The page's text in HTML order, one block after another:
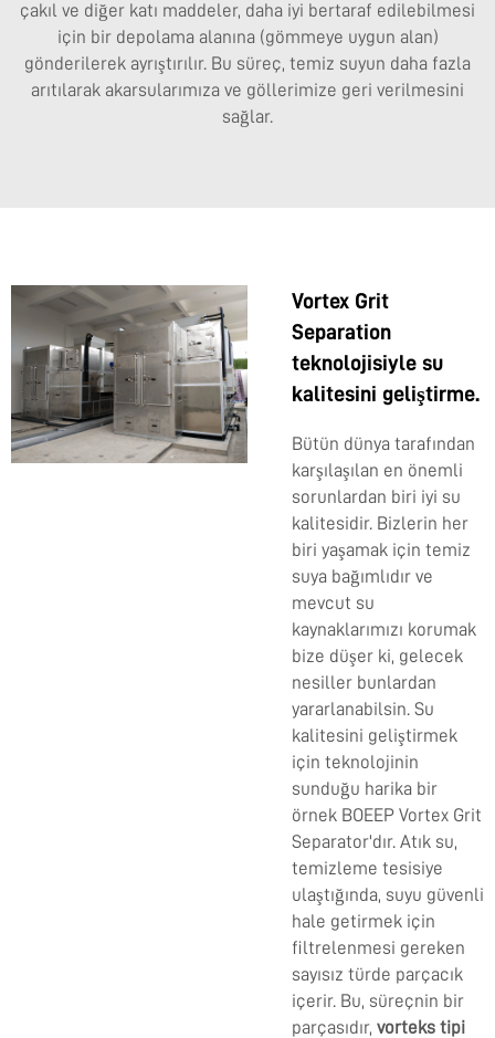
çakıl ve diğer katı maddeler, daha iyi bertaraf edilebilmesi
için bir depolama alanına (gömmeye uygun alan)
gönderilerek ayrıştırılır. Bu süreç, temiz suyun daha fazla
arıtılarak akarsularımıza ve göllerimize geri verilmesini
sağlar.
Vortex Grit
Separation
teknolojisiyle su
kalitesini geliştirme.
Bütün dünya tarafından
karşılaşılan en önemli
sorunlardan biri iyi su
kalitesidir. Bizlerin her
biri yaşamak için temiz
suya bağımlıdır ve
mevcut su
kaynaklarımızı korumak
bize düşer ki, gelecek
nesiller bunlardan
yararlanabilsin. Su
kalitesini geliştirmek
için teknolojinin
sunduğu harika bir
örnek BOEEP Vortex Grit
Separator'dır. Atık su,
temizleme tesisiye
ulaştığında, suyu güvenli
hale getirmek için
filtrelenmesi gereken
sayısız türde parçacık
içerir. Bu, süreçnin bir
parçasıdır, vorteks tipi